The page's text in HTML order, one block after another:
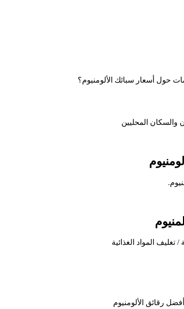
حول أسعار سبائك الألومنيوم؟
والسكان المحليين
تغليف المواد الغذائية